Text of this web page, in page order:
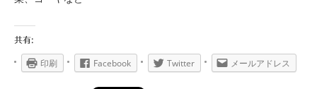
共有:
印刷 Facebook Twitter メールアドレス